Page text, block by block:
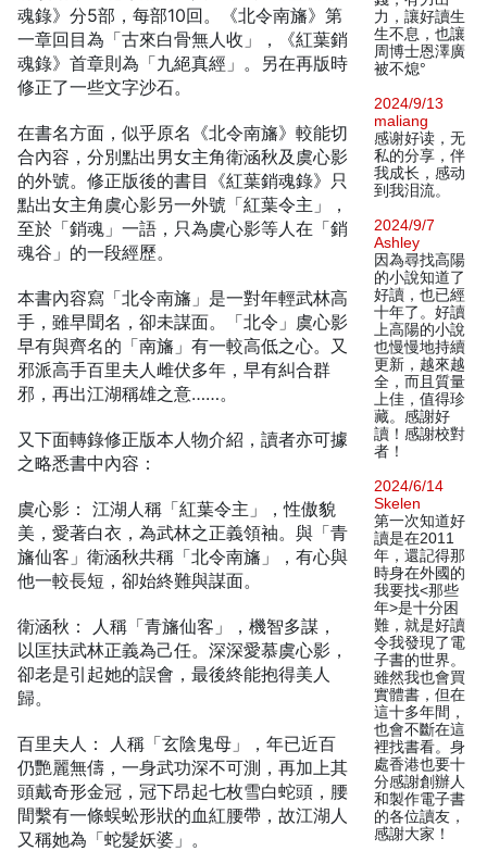
魂錄》分5部，每部10回。《北令南旛》第
一章回目為「古來白骨無人收」，《紅葉銷
魂錄》首章則為「九絕真經」。另在再版時
修正了一些文字沙石。
在書名方面，似乎原名《北令南旛》較能切
合內容，分別點出男女主角衛涵秋及虞心影
的外號。修正版後的書目《紅葉銷魂錄》只
點出女主角虞心影另一外號「紅葉令主」，
至於「銷魂」一語，只為虞心影等人在「銷
魂谷」的一段經歷。
本書內容寫「北令南旛」是一對年輕武林高
手，雖早聞名，卻未謀面。「北令」虞心影
早有與齊名的「南旛」有一較高低之心。又
邪派高手百里夫人雌伏多年，早有糾合群
邪，再出江湖稱雄之意……。
又下面轉錄修正版本人物介紹，讀者亦可據
之略悉書中內容：
虞心影： 江湖人稱「紅葉令主」，性傲貌
美，愛著白衣，為武林之正義領袖。與「青
旛仙客」衛涵秋共稱「北令南旛」，有心與
他一較長短，卻始終難與謀面。
衛涵秋： 人稱「青旛仙客」，機智多謀，
以匡扶武林正義為己任。深深愛慕虞心影，
卻老是引起她的誤會，最後終能抱得美人
歸。
百里夫人： 人稱「玄陰鬼母」，年已近百
仍艷麗無儔，一身武功深不可測，再加上其
頭戴奇形金冠，冠下昂起七枚雪白蛇頭，腰
間繫有一條蜈蚣形狀的血紅腰帶，故江湖人
又稱她為「蛇髮妖婆」。
力，讓好讀生
生不息，也讓
周博士恩澤廣
被不熄°
2024/9/13
maliang
感谢好读，无
私的分享，伴
我成长，感动
到我泪流。
2024/9/7
Ashley
因為尋找高陽
的小說知道了
好讀，也已經
十年了。好讀
上高陽的小說
也慢慢地持續
更新，越來越
全，而且質量
上佳，值得珍
藏。感謝好
讀！感謝校對
者！
2024/6/14
Skelen
第一次知道好
讀是在2011
年，還記得那
時身在外國的
我要找<那些
年>是十分困
難，就是好讀
令我發現了電
子書的世界。
雖然我也會買
實體書，但在
這十多年間，
也會不斷在這
裡找書看。身
處香港也要十
分感謝創辦人
和製作電子書
的各位讀友，
感謝大家！